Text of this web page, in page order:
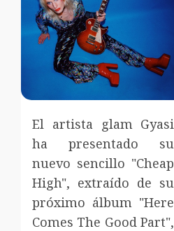
El artista glam Gyasi
ha presentado su
nuevo sencillo "Cheap
High", extraído de su
próximo álbum "Here
Comes The Good Part",